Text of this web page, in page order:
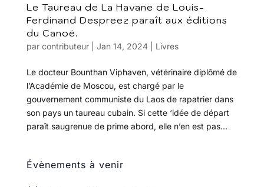
Le Taureau de La Havane de Louis-
Ferdinand Despreez paraît aux éditions
du Canoë.
par contributeur| Jan 14, 2024| Livres
Le docteur Bounthan Viphaven, vétérinaire diplômé de
l’Académie de Moscou, est chargé par le
gouvernement communiste du Laos de rapatrier dans
son pays un taureau cubain. Si cette ‘idée de départ
paraît saugrenue de prime abord, elle n’en est pas...
Évènements à venir